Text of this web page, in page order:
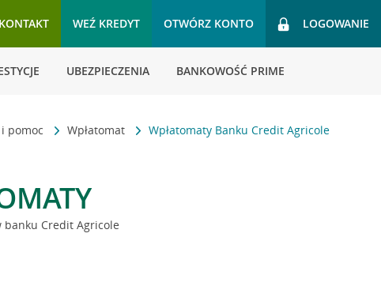
KONTAKT WEŹ KREDYT OTWÓRZ KONTO LOGOWANIE
UBEZPIECZENIA BANKOWOŚĆ PRIME
pomoc Wpłatomat Wpłatomaty Banku Credit Agricole
banku Credit Agricole